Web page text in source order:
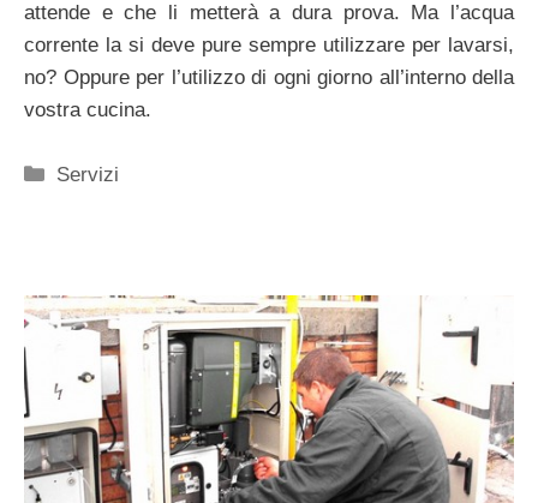
attende e che li metterà a dura prova. Ma l’acqua
corrente la si deve pure sempre utilizzare per lavarsi,
no? Oppure per l’utilizzo di ogni giorno all’interno della
vostra cucina.
Categorie
Servizi